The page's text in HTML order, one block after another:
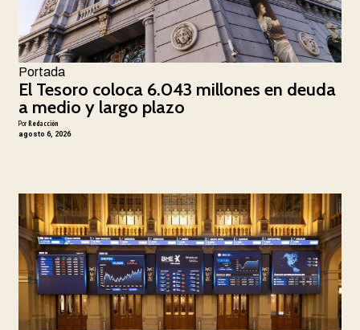
Portada
El Tesoro coloca 6.043 millones en deuda
a medio y largo plazo
PorRedacción
agosto 6, 2026